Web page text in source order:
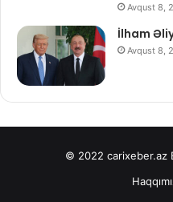
Avqust 8,
İlham
Avqust 8,
© 2022 carixeber.az